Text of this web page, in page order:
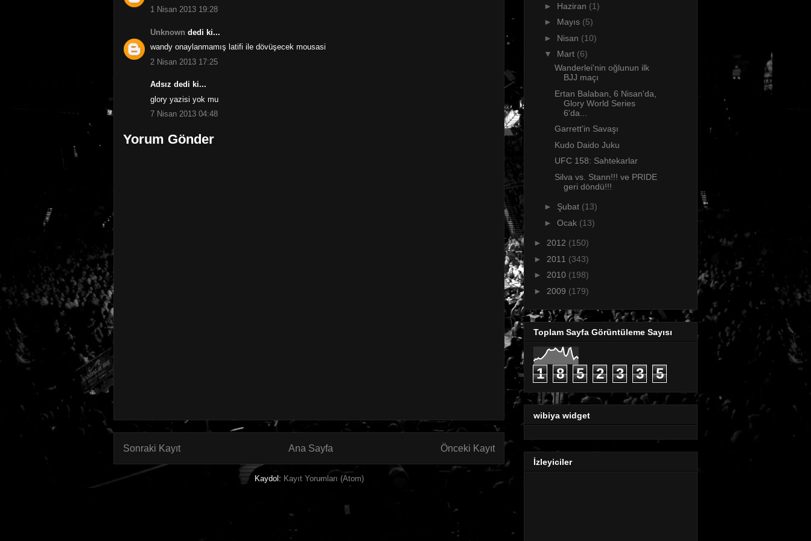
1 Nisan 2013 19:28
Unknown dedi ki...
wandy onaylanmamış latifi ile dövüşecek mousasi
2 Nisan 2013 17:25
Adsız dedi ki...
glory yazisi yok mu
7 Nisan 2013 04:48
Yorum Gönder
Sonraki Kayıt Önceki Kayıt
Ana Sayfa
Kaydol: Kayıt Yorumları (Atom)
► Haziran (1)
► Mayıs (5)
► Nisan (10)
▼ Mart (6)
Wanderlei'nin oğlunun ilk
BJJ maçı
Ertan Balaban, 6 Nisan'da,
Glory World Series
6'da...
Garrett'in Savaşı
Kudo Daido Juku
UFC 158: Sahtekarlar
Silva vs. Stann!!! ve PRIDE
geri döndü!!!
► Şubat (13)
► Ocak (13)
► 2012 (150)
► 2011 (343)
► 2010 (198)
► 2009 (179)
Toplam Sayfa Görüntüleme Sayısı
1 8 5 2 3 3 5
wibiya widget
İzleyiciler